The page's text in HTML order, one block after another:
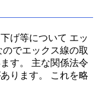
げ等について エッ
でエックス線の取
す。 主な関係法令
ります。 これを略